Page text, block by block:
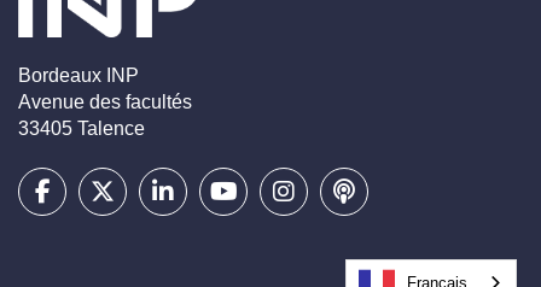
Bordeaux INP
Avenue des facultés
33405 Talence
Français